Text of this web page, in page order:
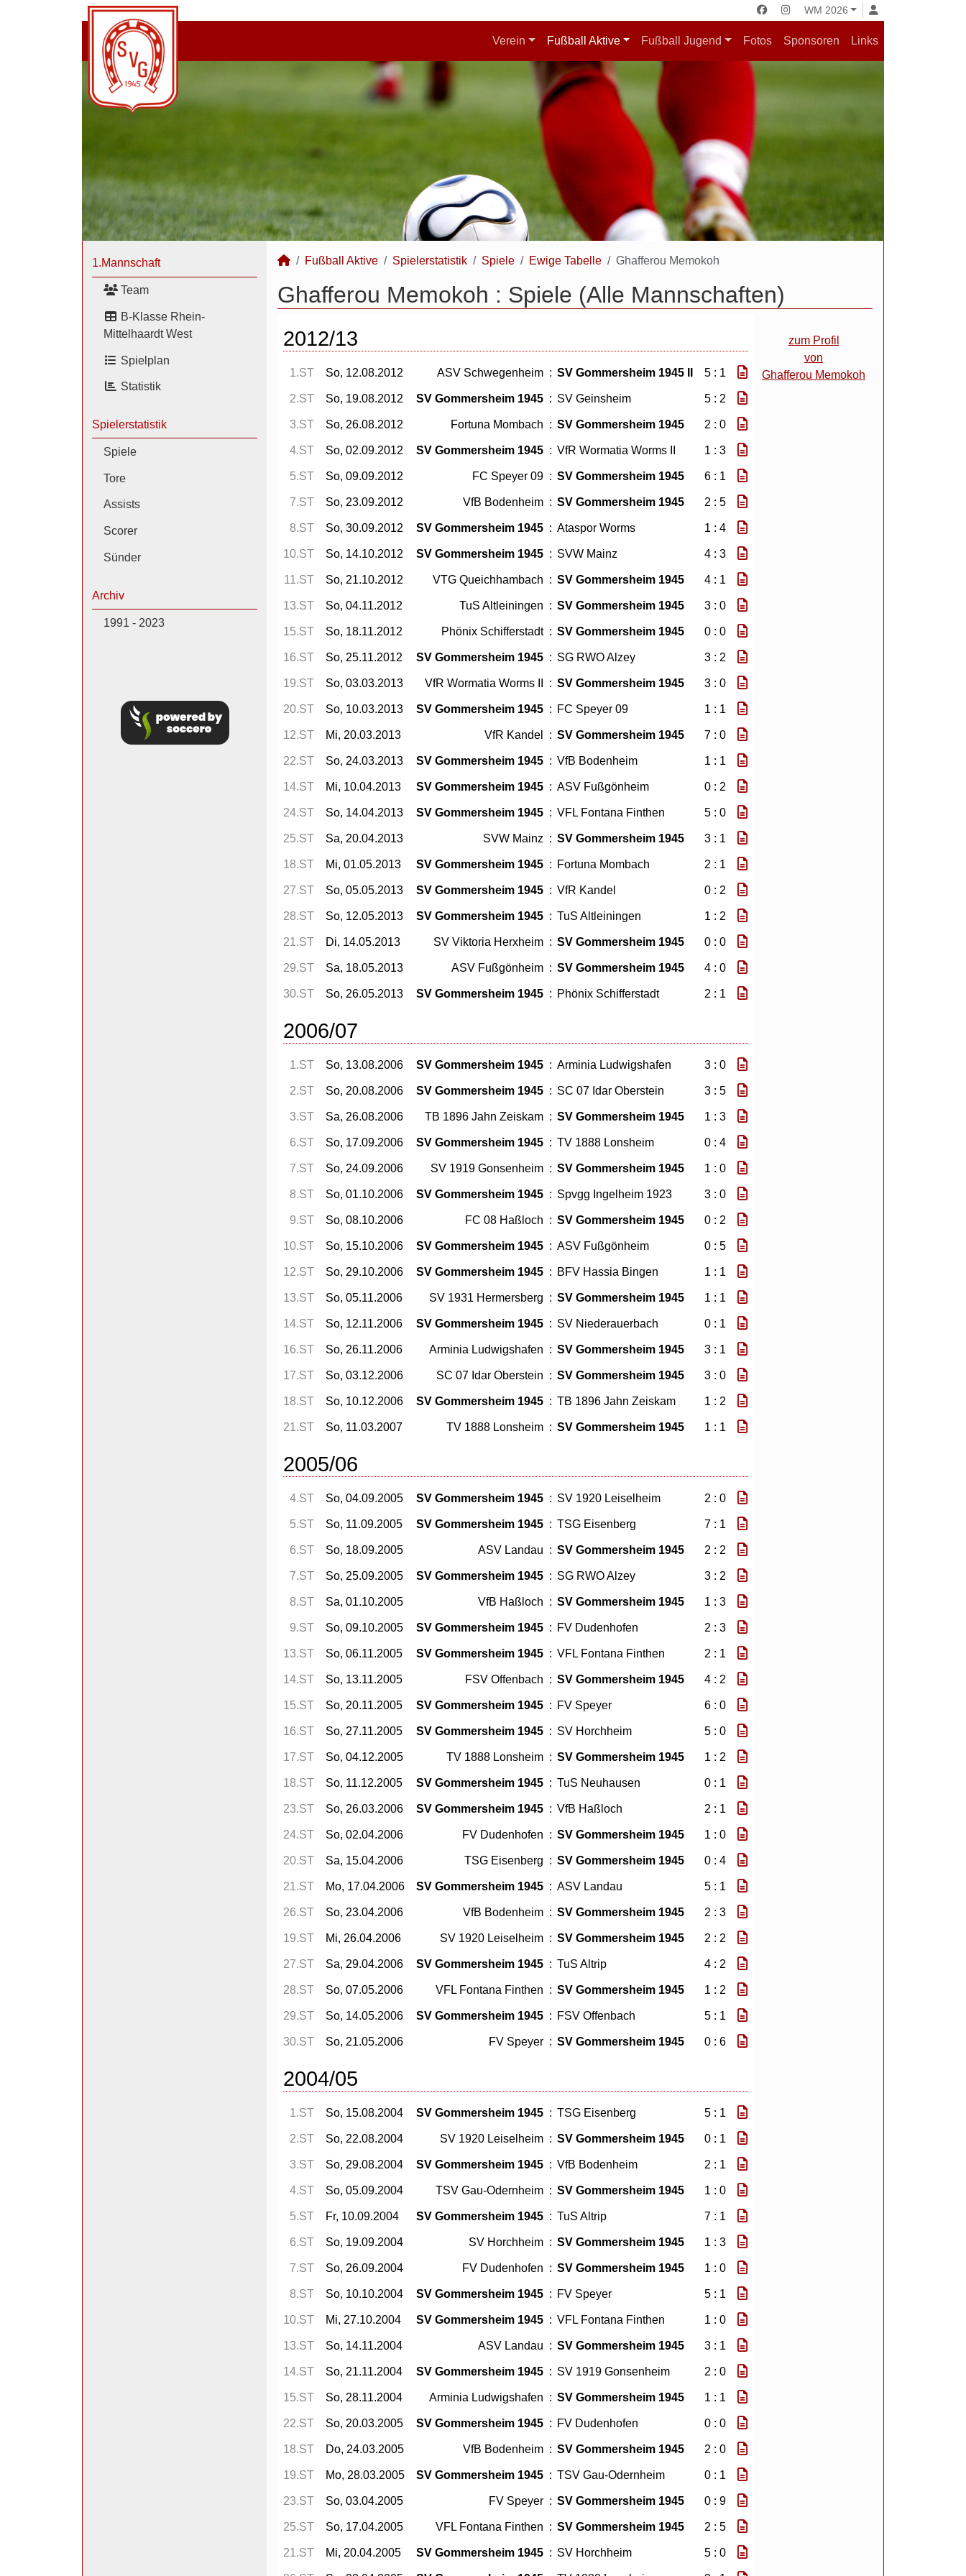
WM 2026
Verein Fußball Aktive Fußball Jugend Fotos Sponsoren Links
1.Mannschaft
Team
B-Klasse Rhein-
Mittelhaardt West
Spielplan
Statistik
Spielerstatistik
Spiele
Tore
Assists
Scorer
Sünder
Archiv
1991 - 2023
Fußball Aktive Spielerstatistik Spiele Ewige Tabelle Ghafferou Memokoh
Ghafferou Memokoh : Spiele (Alle Mannschaften)
zum Profil
von
Ghafferou Memokoh
2012/13
1.ST So, 12.08.2012 ASV Schwegenheim : SV Gommersheim 1945 II 5 : 1
2.ST So, 19.08.2012 SV Gommersheim 1945 : SV Geinsheim 5 : 2
3.ST So, 26.08.2012 Fortuna Mombach : SV Gommersheim 1945 2 : 0
4.ST So, 02.09.2012 SV Gommersheim 1945 : VfR Wormatia Worms II 1 : 3
5.ST So, 09.09.2012 FC Speyer 09 : SV Gommersheim 1945 6 : 1
7.ST So, 23.09.2012 VfB Bodenheim : SV Gommersheim 1945 2 : 5
8.ST So, 30.09.2012 SV Gommersheim 1945 : Ataspor Worms 1 : 4
10.ST So, 14.10.2012 SV Gommersheim 1945 : SVW Mainz 4 : 3
11.ST So, 21.10.2012 VTG Queichhambach : SV Gommersheim 1945 4 : 1
13.ST So, 04.11.2012 TuS Altleiningen : SV Gommersheim 1945 3 : 0
15.ST So, 18.11.2012 Phönix Schifferstadt : SV Gommersheim 1945 0 : 0
16.ST So, 25.11.2012 SV Gommersheim 1945 : SG RWO Alzey 3 : 2
19.ST So, 03.03.2013 VfR Wormatia Worms II : SV Gommersheim 1945 3 : 0
20.ST So, 10.03.2013 SV Gommersheim 1945 : FC Speyer 09 1 : 1
12.ST Mi, 20.03.2013 VfR Kandel : SV Gommersheim 1945 7 : 0
22.ST So, 24.03.2013 SV Gommersheim 1945 : VfB Bodenheim 1 : 1
14.ST Mi, 10.04.2013 SV Gommersheim 1945 : ASV Fußgönheim 0 : 2
24.ST So, 14.04.2013 SV Gommersheim 1945 : VFL Fontana Finthen 5 : 0
25.ST Sa, 20.04.2013 SVW Mainz : SV Gommersheim 1945 3 : 1
18.ST Mi, 01.05.2013 SV Gommersheim 1945 : Fortuna Mombach 2 : 1
27.ST So, 05.05.2013 SV Gommersheim 1945 : VfR Kandel 0 : 2
28.ST So, 12.05.2013 SV Gommersheim 1945 : TuS Altleiningen 1 : 2
21.ST Di, 14.05.2013 SV Viktoria Herxheim : SV Gommersheim 1945 0 : 0
29.ST Sa, 18.05.2013 ASV Fußgönheim : SV Gommersheim 1945 4 : 0
30.ST So, 26.05.2013 SV Gommersheim 1945 : Phönix Schifferstadt 2 : 1
2006/07
1.ST So, 13.08.2006 SV Gommersheim 1945 : Arminia Ludwigshafen 3 : 0
2.ST So, 20.08.2006 SV Gommersheim 1945 : SC 07 Idar Oberstein 3 : 5
3.ST Sa, 26.08.2006 TB 1896 Jahn Zeiskam : SV Gommersheim 1945 1 : 3
6.ST So, 17.09.2006 SV Gommersheim 1945 : TV 1888 Lonsheim 0 : 4
7.ST So, 24.09.2006 SV 1919 Gonsenheim : SV Gommersheim 1945 1 : 0
8.ST So, 01.10.2006 SV Gommersheim 1945 : Spvgg Ingelheim 1923 3 : 0
9.ST So, 08.10.2006 FC 08 Haßloch : SV Gommersheim 1945 0 : 2
10.ST So, 15.10.2006 SV Gommersheim 1945 : ASV Fußgönheim 0 : 5
12.ST So, 29.10.2006 SV Gommersheim 1945 : BFV Hassia Bingen 1 : 1
13.ST So, 05.11.2006 SV 1931 Hermersberg : SV Gommersheim 1945 1 : 1
14.ST So, 12.11.2006 SV Gommersheim 1945 : SV Niederauerbach 0 : 1
16.ST So, 26.11.2006 Arminia Ludwigshafen : SV Gommersheim 1945 3 : 1
17.ST So, 03.12.2006 SC 07 Idar Oberstein : SV Gommersheim 1945 3 : 0
18.ST So, 10.12.2006 SV Gommersheim 1945 : TB 1896 Jahn Zeiskam 1 : 2
21.ST So, 11.03.2007 TV 1888 Lonsheim : SV Gommersheim 1945 1 : 1
2005/06
4.ST So, 04.09.2005 SV Gommersheim 1945 : SV 1920 Leiselheim 2 : 0
5.ST So, 11.09.2005 SV Gommersheim 1945 : TSG Eisenberg 7 : 1
6.ST So, 18.09.2005 ASV Landau : SV Gommersheim 1945 2 : 2
7.ST So, 25.09.2005 SV Gommersheim 1945 : SG RWO Alzey 3 : 2
8.ST Sa, 01.10.2005 VfB Haßloch : SV Gommersheim 1945 1 : 3
9.ST So, 09.10.2005 SV Gommersheim 1945 : FV Dudenhofen 2 : 3
13.ST So, 06.11.2005 SV Gommersheim 1945 : VFL Fontana Finthen 2 : 1
14.ST So, 13.11.2005 FSV Offenbach : SV Gommersheim 1945 4 : 2
15.ST So, 20.11.2005 SV Gommersheim 1945 : FV Speyer 6 : 0
16.ST So, 27.11.2005 SV Gommersheim 1945 : SV Horchheim 5 : 0
17.ST So, 04.12.2005 TV 1888 Lonsheim : SV Gommersheim 1945 1 : 2
18.ST So, 11.12.2005 SV Gommersheim 1945 : TuS Neuhausen 0 : 1
23.ST So, 26.03.2006 SV Gommersheim 1945 : VfB Haßloch 2 : 1
24.ST So, 02.04.2006 FV Dudenhofen : SV Gommersheim 1945 1 : 0
20.ST Sa, 15.04.2006 TSG Eisenberg : SV Gommersheim 1945 0 : 4
21.ST Mo, 17.04.2006 SV Gommersheim 1945 : ASV Landau 5 : 1
26.ST So, 23.04.2006 VfB Bodenheim : SV Gommersheim 1945 2 : 3
19.ST Mi, 26.04.2006 SV 1920 Leiselheim : SV Gommersheim 1945 2 : 2
27.ST Sa, 29.04.2006 SV Gommersheim 1945 : TuS Altrip 4 : 2
28.ST So, 07.05.2006 VFL Fontana Finthen : SV Gommersheim 1945 1 : 2
29.ST So, 14.05.2006 SV Gommersheim 1945 : FSV Offenbach 5 : 1
30.ST So, 21.05.2006 FV Speyer : SV Gommersheim 1945 0 : 6
2004/05
1.ST So, 15.08.2004 SV Gommersheim 1945 : TSG Eisenberg 5 : 1
2.ST So, 22.08.2004 SV 1920 Leiselheim : SV Gommersheim 1945 0 : 1
3.ST So, 29.08.2004 SV Gommersheim 1945 : VfB Bodenheim 2 : 1
4.ST So, 05.09.2004 TSV Gau-Odernheim : SV Gommersheim 1945 1 : 0
5.ST Fr, 10.09.2004 SV Gommersheim 1945 : TuS Altrip 7 : 1
6.ST So, 19.09.2004 SV Horchheim : SV Gommersheim 1945 1 : 3
7.ST So, 26.09.2004 FV Dudenhofen : SV Gommersheim 1945 1 : 0
8.ST So, 10.10.2004 SV Gommersheim 1945 : FV Speyer 5 : 1
10.ST Mi, 27.10.2004 SV Gommersheim 1945 : VFL Fontana Finthen 1 : 0
13.ST So, 14.11.2004 ASV Landau : SV Gommersheim 1945 3 : 1
14.ST So, 21.11.2004 SV Gommersheim 1945 : SV 1919 Gonsenheim 2 : 0
15.ST So, 28.11.2004 Arminia Ludwigshafen : SV Gommersheim 1945 1 : 1
22.ST So, 20.03.2005 SV Gommersheim 1945 : FV Dudenhofen 0 : 0
18.ST Do, 24.03.2005 VfB Bodenheim : SV Gommersheim 1945 2 : 0
19.ST Mo, 28.03.2005 SV Gommersheim 1945 : TSV Gau-Odernheim 0 : 1
23.ST So, 03.04.2005 FV Speyer : SV Gommersheim 1945 0 : 9
25.ST So, 17.04.2005 VFL Fontana Finthen : SV Gommersheim 1945 2 : 5
21.ST Mi, 20.04.2005 SV Gommersheim 1945 : SV Horchheim 5 : 0